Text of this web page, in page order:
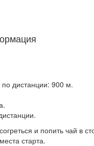
дистанции: 900 м.
и попить чай в
старта.